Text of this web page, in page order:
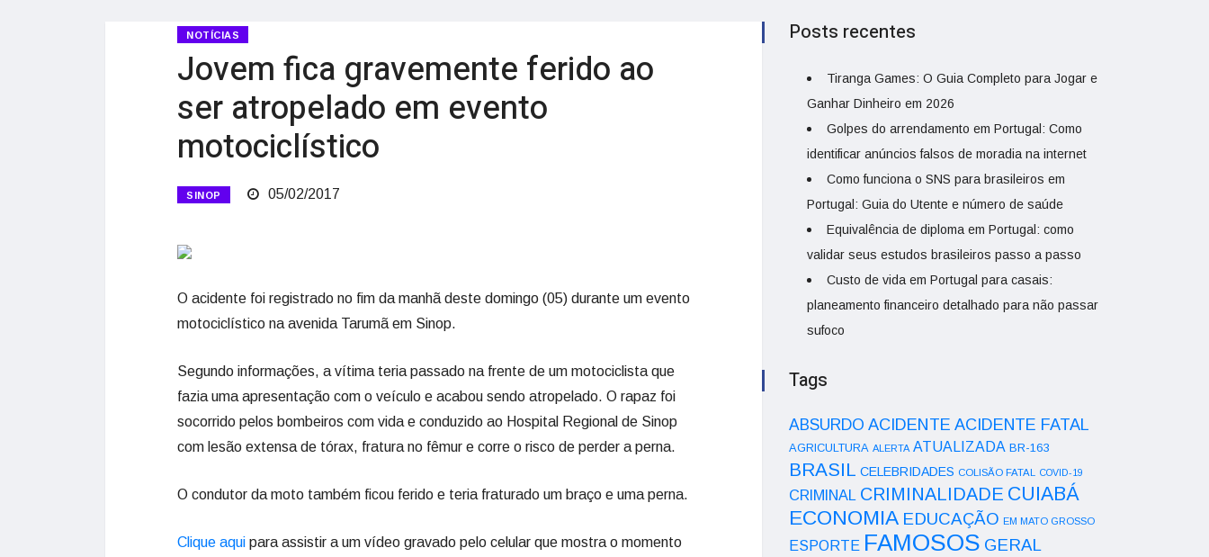
NOTÍCIAS
Jovem fica gravemente ferido ao
ser atropelado em evento
motociclístico
SINOP 05/02/2017
O acidente foi registrado no fim da manhã deste domingo (05) durante um evento
motociclístico na avenida Tarumã em Sinop.
Segundo informações, a vítima teria passado na frente de um motociclista que
fazia uma apresentação com o veículo e acabou sendo atropelado. O rapaz foi
socorrido pelos bombeiros com vida e conduzido ao Hospital Regional de Sinop
com lesão extensa de tórax, fratura no fêmur e corre o risco de perder a perna.
O condutor da moto também ficou ferido e teria fraturado um braço e uma perna.
Clique aqui para assistir a um vídeo gravado pelo celular que mostra o momento
Posts recentes
Tiranga Games: O Guia Completo para Jogar e
Ganhar Dinheiro em 2026
Golpes do arrendamento em Portugal: Como
identificar anúncios falsos de moradia na internet
Como funciona o SNS para brasileiros em
Portugal: Guia do Utente e número de saúde
Equivalência de diploma em Portugal: como
validar seus estudos brasileiros passo a passo
Custo de vida em Portugal para casais:
planeamento financeiro detalhado para não passar
sufoco
Tags
ABSURDO ACIDENTE ACIDENTE FATAL
AGRICULTURA ALERTA ATUALIZADA BR-163
BRASIL CELEBRIDADES COLISÃO FATAL COVID-19
CRIMINAL CRIMINALIDADE CUIABÁ
ECONOMIA EDUCAÇÃO EM MATO GROSSO
ESPORTE FAMOSOS GERAL